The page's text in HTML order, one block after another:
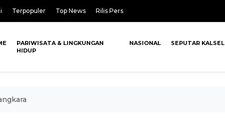
Terpopuler Top News Rilis Pers
PARIWISATA & LINGKUNGAN
HIDUP
NASIONAL SEPUTAR KALSEL